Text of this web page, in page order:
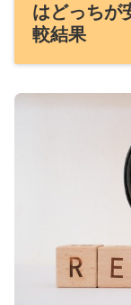
はどっちが
較結果